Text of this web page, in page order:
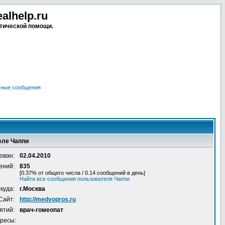
помощи.
сообщения
Чаппи
02.04.2010
835
[0.37% от общего числа / 0.14 сообщений в день]
Найти все сообщения пользователя Чаппи
г.Москва
http://medvopros.ru
врач-гомеопат